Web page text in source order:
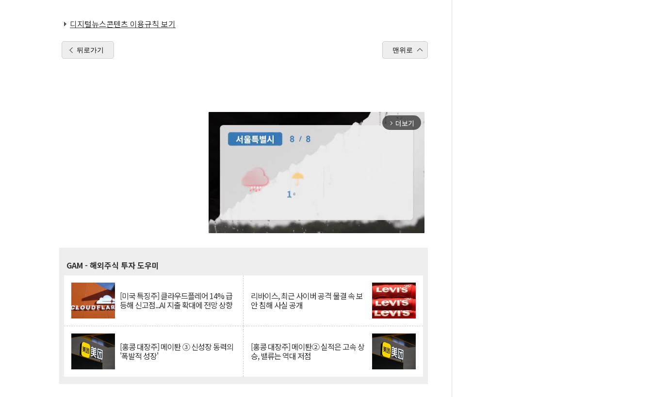
디지털뉴스콘텐츠 이용규칙 보기
뒤로가기 맨위로
arrow_forward_ios 더보기
GAM - 해외주식 투자 도우미
[미국 특징주] 클라우드플레어 14% 급
등해 신고점...AI 지출 확대에 전망 상향
리바이스, 최근 사이버 공격 물결 속 보
안 침해 사실 공개
[홍콩 대장주] 메이퇀 ③ 신성장 동력의
'폭발적 성장'
[홍콩 대장주] 메이퇀② 실적은 고속 상
승, 밸류는 역대 저점